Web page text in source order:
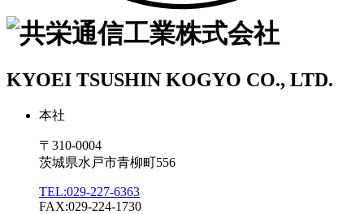
KYOEI TSUSHIN KOGYO CO., LTD.
本社
〒310-0004
茨城県水戸市青柳町556
TEL:029-227-6363
FAX:029-224-1730